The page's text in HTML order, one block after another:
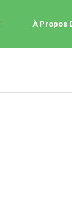
À Propos